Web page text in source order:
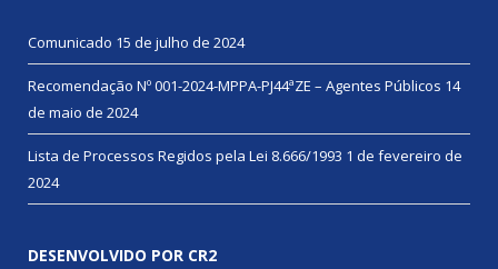
Comunicado 15 de julho de 2024
Recomendação Nº 001-2024-MPPA-PJ44ªZE – Agentes Públicos 14
de maio de 2024
Lista de Processos Regidos pela Lei 8.666/1993 1 de fevereiro de
2024
DESENVOLVIDO POR CR2